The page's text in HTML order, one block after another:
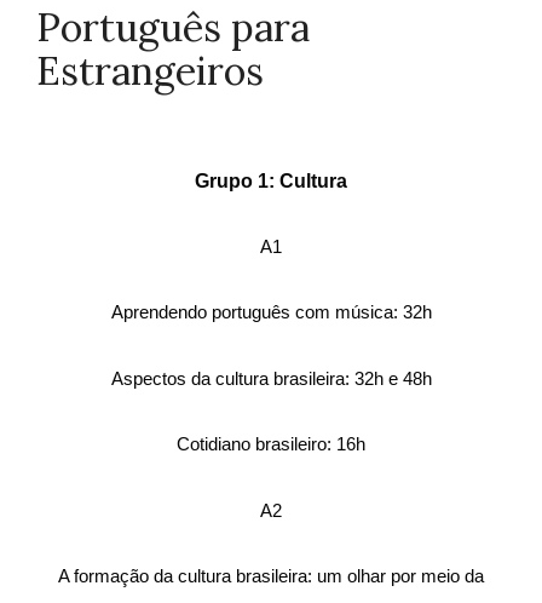
Português para
Estrangeiros
Grupo 1: Cultura
A1
Aprendendo português com música: 32h
Aspectos da cultura brasileira: 32h e 48h
Cotidiano brasileiro: 16h
A2
A formação da cultura brasileira: um olhar por meio da